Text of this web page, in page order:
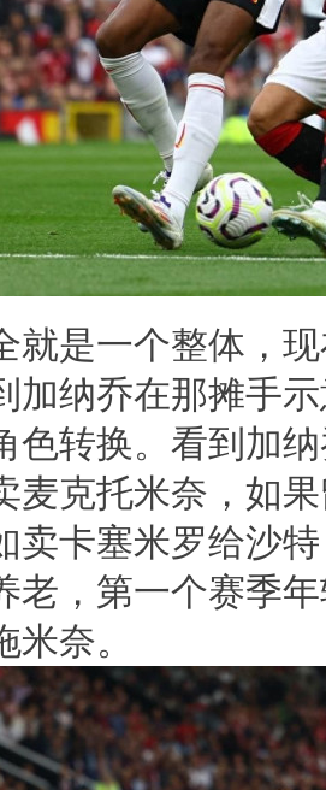
就是一个整体，
加纳乔在那摊手
色转换。看到加
麦克托米奈，如
卖卡塞米罗给沙
老，第一个赛季
奈。